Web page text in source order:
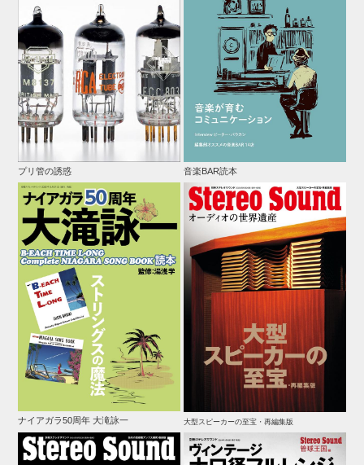
プリ管の誘惑 音楽BAR読本
ナイアガラ50周年 大滝詠一 大型スピーカーの至宝・再編集版